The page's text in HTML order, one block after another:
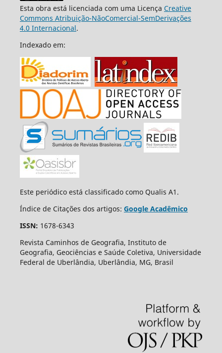
Esta obra está licenciada com uma Licença Creative
Commons Atribuição-NãoComercial-SemDerivações
4.0 Internacional.
Indexado em:
Este periódico está classificado como Qualis A1.
Índice de Citações dos artigos: Google Acadêmico
ISSN: 1678-6343
Revista Caminhos de Geografia, Instituto de
Geografia, Geociências e Saúde Coletiva, Universidade
Federal de Uberlândia, Uberlândia, MG, Brasil